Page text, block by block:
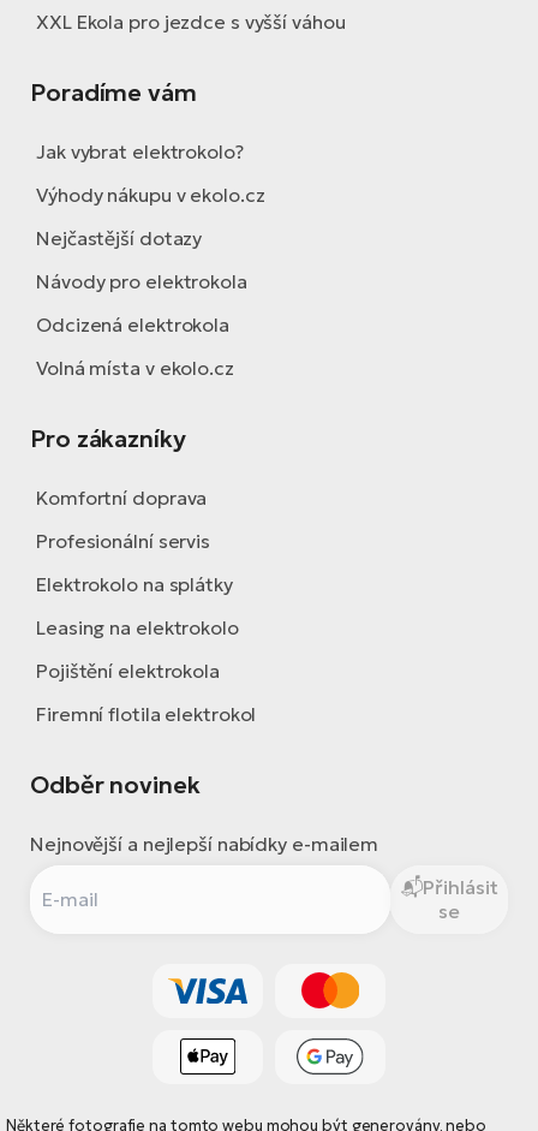
XXL Ekola pro jezdce s vyšší váhou
Poradíme vám
Jak vybrat elektrokolo?
Výhody nákupu v ekolo.cz
Nejčastější dotazy
Návody pro elektrokola
Odcizená elektrokola
Volná místa v ekolo.cz
Pro zákazníky
Komfortní doprava
Profesionální servis
Elektrokolo na splátky
Leasing na elektrokolo
Pojištění elektrokola
Firemní flotila elektrokol
Odběr novinek
Nejnovější a nejlepší nabídky e-mailem
Přihlásit
se
Některé fotografie na tomto webu mohou být generovány, nebo